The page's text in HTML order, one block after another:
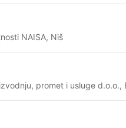
NAISA, Niš
promet i usluge d.o.o.,